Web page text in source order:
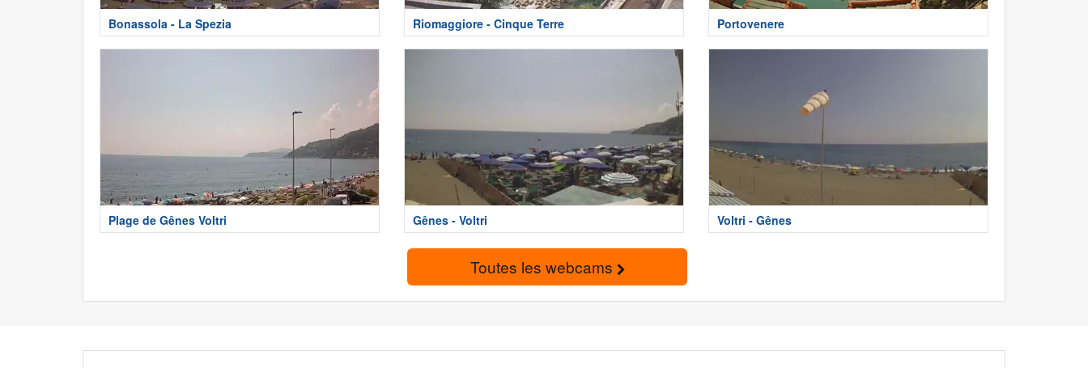
Bonassola - La Spezia Riomaggiore - Cinque Terre Portovenere
Plage de Gênes Voltri Gênes - Voltri Voltri - Gênes
Toutes les webcams